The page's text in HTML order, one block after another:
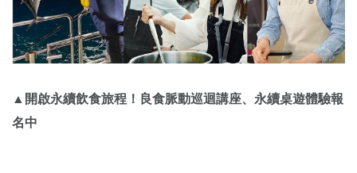
▲開啟永續飲食旅程！良食脈動巡迴講座、永續桌遊體驗報
名中